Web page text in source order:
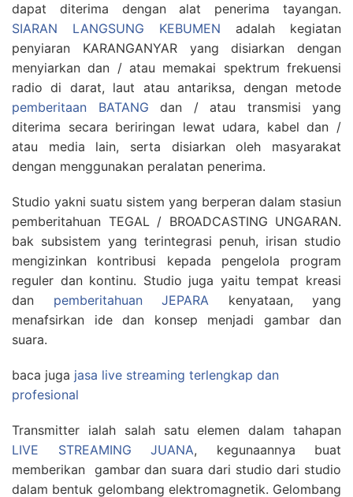
dapat diterima dengan alat penerima tayangan.
SIARAN LANGSUNG KEBUMEN adalah kegiatan
penyiaran KARANGANYAR yang disiarkan dengan
menyiarkan dan / atau memakai spektrum frekuensi
radio di darat, laut atau antariksa, dengan metode
pemberitaan BATANG dan / atau transmisi yang
diterima secara beriringan lewat udara, kabel dan /
atau media lain, serta disiarkan oleh masyarakat
dengan menggunakan peralatan penerima.
Studio yakni suatu sistem yang berperan dalam stasiun
pemberitahuan TEGAL / BROADCASTING UNGARAN.
bak subsistem yang terintegrasi penuh, irisan studio
mengizinkan kontribusi kepada pengelola program
reguler dan kontinu. Studio juga yaitu tempat kreasi
dan pemberitahuan JEPARA kenyataan, yang
menafsirkan ide dan konsep menjadi gambar dan
suara.
baca juga jasa live streaming terlengkap dan
profesional
Transmitter ialah salah satu elemen dalam tahapan
LIVE STREAMING JUANA, kegunaannya buat
memberikan gambar dan suara dari studio dari studio
dalam bentuk gelombang elektromagnetik. Gelombang